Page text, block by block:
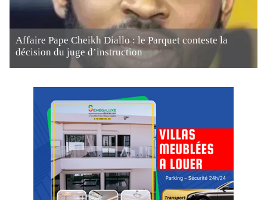
Affaire Pape Cheikh Diallo : le Parquet conteste la
décision du juge d’instruction